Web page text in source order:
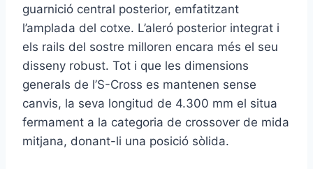
guarnició central posterior, emfatitzant
l’amplada del cotxe. L’aleró posterior integrat i
els rails del sostre milloren encara més el seu
disseny robust. Tot i que les dimensions
generals de l’S-Cross es mantenen sense
canvis, la seva longitud de 4.300 mm el situa
fermament a la categoria de crossover de mida
mitjana, donant-li una posició sòlida.